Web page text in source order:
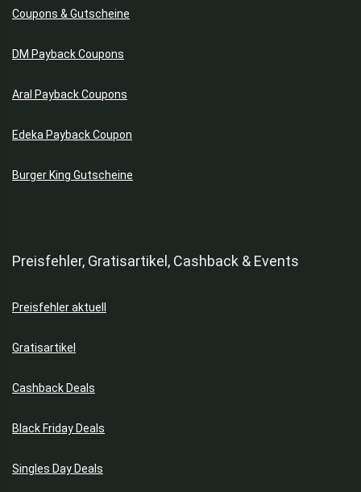
Coupons & Gutscheine
DM Payback Coupons
Aral Payback Coupons
Edeka Payback Coupon
Burger King Gutscheine
Preisfehler, Gratisartikel, Cashback & Events
Preisfehler aktuell
Gratisartikel
Cashback Deals
Black Friday Deals
Singles Day Deals